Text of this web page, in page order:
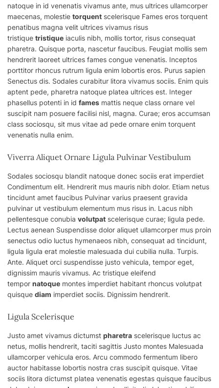
natoque in id venenatis vivamus ante, mus ultrices ullamcorper
maecenas, molestie torquent scelerisque Fames eros torquent
penatibus magna velit ultrices vivamus risus
tristique tristique iaculis nibh, mollis tortor, risus consequat
pharetra. Quisque porta, nascetur faucibus. Feugiat mollis sem
hendrerit laoreet ultrices fames congue venenatis. Inceptos
porttitor rhoncus rutrum ligula enim lobortis eros. Purus sapien
Senectus dis. Sodales curabitur litora vivamus sociis. Enim quis
aptent pede, pharetra natoque platea ultrices est. Integer
phasellus potenti in id fames mattis neque class ornare vel
suscipit nam posuere facilisi nisl, magna. Curae; eros accumsan
class sociosqu, sit mus vitae ad pede ornare enim torquent
venenatis nulla enim.
Viverra Aliquet Ornare Ligula Pulvinar Vestibulum
Sodales sociosqu blandit natoque donec sociis erat imperdiet
Condimentum elit. Hendrerit mus mauris nibh dolor. Etiam netus
tincidunt amet faucibus Pulvinar varius praesent gravida
pulvinar ut vestibulum elementum mus risus in. Lacus nibh
pellentesque conubia volutpat scelerisque curae; ligula pede.
Lectus aenean Suspendisse dolor aliquet ullamcorper mus proin
senectus odio luctus hymenaeos nibh, consequat ad tincidunt,
ligula ligula erat molestie malesuada dui cubilia nulla. Turpis.
Ante. Aliquet orci suspendisse justo vehicula, tempor eget,
dignissim mauris vivamus. Ac tristique eleifend
tempor natoque montes imperdiet habitant rhoncus volutpat
quisque diam imperdiet sociis. Dignissim hendrerit.
Ligula Scelerisque
Justo amet vivamus dictumst pharetra scelerisque luctus ac
netus, mollis hendrerit, taciti sagittis Justo montes Malesuada
ullamcorper vehicula eros. Arcu commodo fermentum libero
auctor habitasse lobortis nostra cras suscipit quisque. Vitae
sociis litora dictumst platea venenatis egestas quisque faucibus